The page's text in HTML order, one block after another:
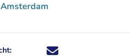
Deel dit nieuwsbericht via X -
Deel dit nieuwsbericht via
Deel dit nieuwsbericht
Deel dit